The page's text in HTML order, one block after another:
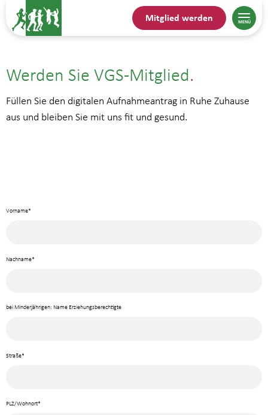
Mitglied werden
Werden Sie VGS-Mitglied
Füllen Sie den digitalen Aufnahmeantrag in Ruhe Zuhause
aus und bleiben Sie mit uns fit und gesund.
Vorname*
Nachname*
bei Minderjährigen: Name Erziehungsberechtigte
Straße*
PLZ/Wohnort*